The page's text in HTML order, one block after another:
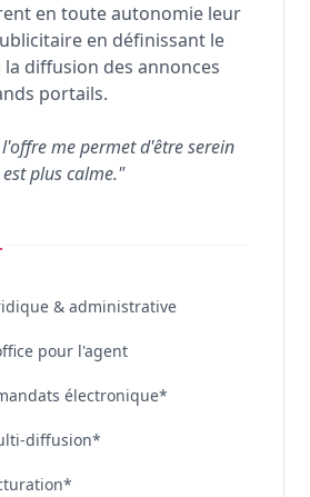
en toute autonomie leur
en définissant le
diffusion des annonces
portails.
me permet d'être serein
plus calme."
& administrative
pour l'agent
électronique*
diffusion*